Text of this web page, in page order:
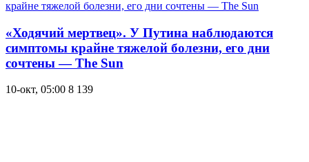
«Ходячий мертвец». У Путина наблюдаются
симптомы крайне тяжелой болезни, его дни
сочтены — The Sun
10-окт, 05:00 8 139